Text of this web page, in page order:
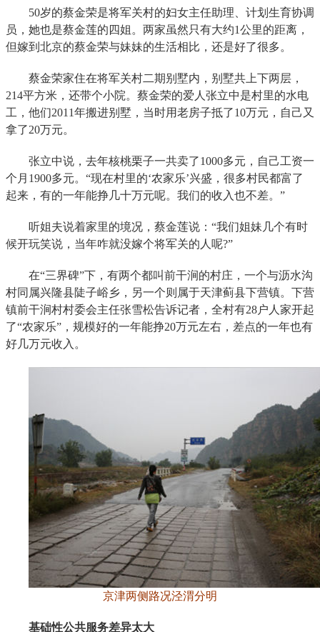
50岁的蔡金荣是将军关村的妇女主任助理、计划生育协调
员，她也是蔡金莲的四姐。两家虽然只有大约1公里的距离，
但嫁到北京的蔡金荣与妹妹的生活相比，还是好了很多。
蔡金荣家住在将军关村二期别墅内，别墅共上下两层，
214平方米，还带个小院。蔡金荣的爱人张立中是村里的水电
工，他们2011年搬进别墅，当时用老房子抵了10万元，自己又
拿了20万元。
张立中说，去年核桃栗子一共卖了1000多元，自己工资一
个月1900多元。“现在村里的‘农家乐’兴盛，很多村民都富了
起来，有的一年能挣几十万元呢。我们的收入也不差。”
听姐夫说着家里的境况，蔡金莲说：“我们姐妹几个有时
候开玩笑说，当年咋就没嫁个将军关的人呢?”
在“三界碑”下，有两个都叫前干涧的村庄，一个与沥水沟
村同属兴隆县陡子峪乡，另一个则属于天津蓟县下营镇。下营
镇前干涧村村委会主任张雪松告诉记者，全村有28户人家开起
了“农家乐”，规模好的一年能挣20万元左右，差点的一年也有
好几万元收入。
京津两侧路况泾渭分明
基础性公共服务差异太大